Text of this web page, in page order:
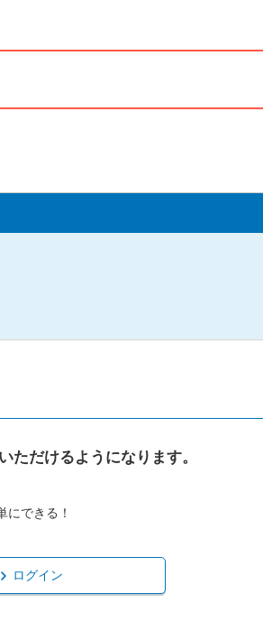
ただけるようになります。
にできる！
ログイン